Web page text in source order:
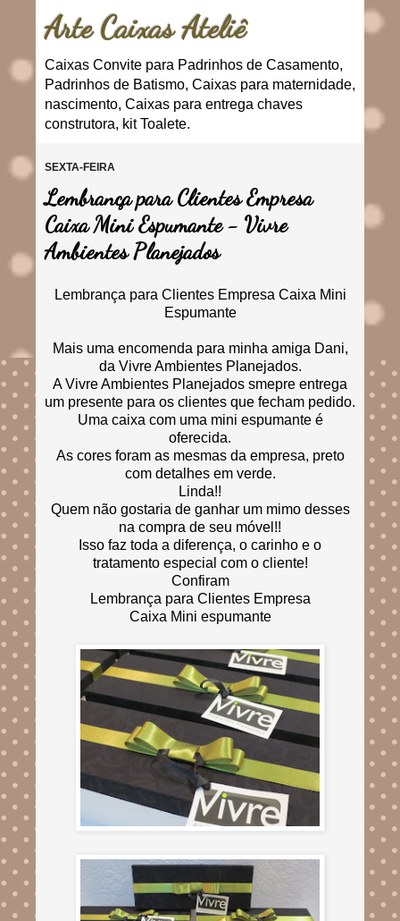
Arte Caixas Ateliê
Caixas Convite para Padrinhos de Casamento,
Padrinhos de Batismo, Caixas para maternidade,
nascimento, Caixas para entrega chaves
construtora, kit Toalete.
SEXTA-FEIRA
Lembrança para Clientes Empresa
Caixa Mini Espumante - Vivre
Ambientes Planejados
Lembrança para Clientes Empresa Caixa Mini
Espumante
Mais uma encomenda para minha amiga Dani,
da Vivre Ambientes Planejados.
A Vivre Ambientes Planejados smepre entrega
um presente para os clientes que fecham pedido.
Uma caixa com uma mini espumante é
oferecida.
As cores foram as mesmas da empresa, preto
com detalhes em verde.
Linda!!
Quem não gostaria de ganhar um mimo desses
na compra de seu móvel!!
Isso faz toda a diferença, o carinho e o
tratamento especial com o cliente!
Confiram
Lembrança para Clientes Empresa
Caixa Mini espumante